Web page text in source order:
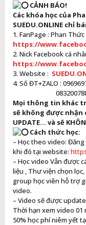
CẢNH BÁO!
Các khóa học của
SUEDU.ONLINE chỉ
1. FanPage : Phan
https://
2. Nick Facebook cá
https://
3. Website :
4. Số ĐT+ZALO :
0832007888 –
Mọi thông tin khác
sẽ không được nhận
UPDATE… và sẽ
Cách thức học:
– Học theo video:
khi đó tại website:
– Học video Vẫn được
liệu , Thư viện chọn
group học viên hỗ trợ
video.
– Video sẽ được
Thời hạn xem video 01
50% học phí niêm yết